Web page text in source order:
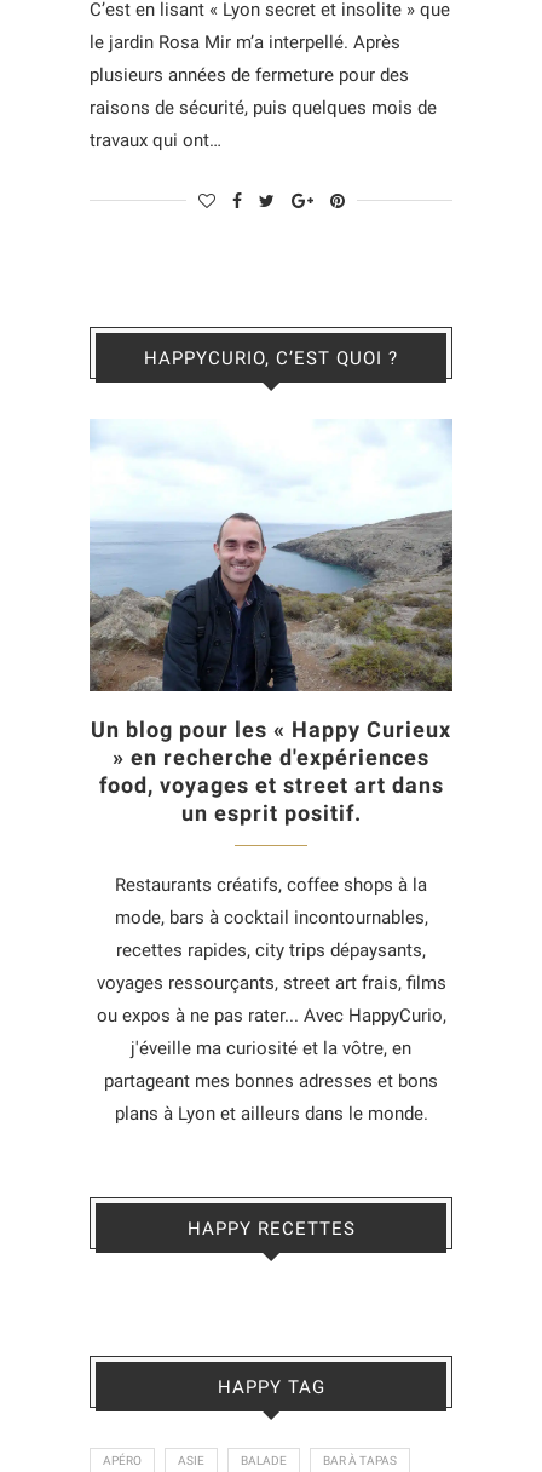
C’est en lisant « Lyon secret et insolite » que
le jardin Rosa Mir m’a interpellé. Après
plusieurs années de fermeture pour des
raisons de sécurité, puis quelques mois de
travaux qui ont…
HAPPYCURIO, C’EST QUOI ?
Un blog pour les « Happy Curieux
» en recherche d'expériences
food, voyages et street art dans
un esprit positif.
Restaurants créatifs, coffee shops à la
mode, bars à cocktail incontournables,
recettes rapides, city trips dépaysants,
voyages ressourçants, street art frais, films
ou expos à ne pas rater... Avec HappyCurio,
j'éveille ma curiosité et la vôtre, en
partageant mes bonnes adresses et bons
plans à Lyon et ailleurs dans le monde.
HAPPY RECETTES
HAPPY TAG
APÉRO ASIE BALADE BAR À TAPAS